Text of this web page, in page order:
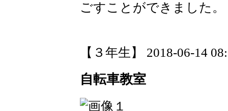
ごすことができました。
【３年生】 2018-06-14
自転車教室